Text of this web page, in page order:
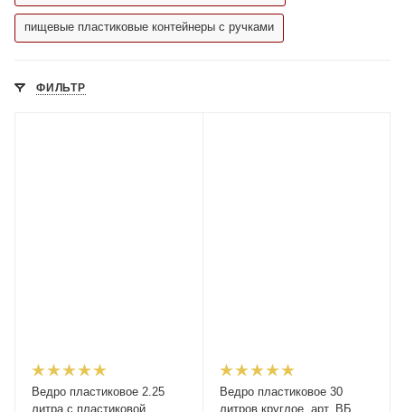
пищевые пластиковые контейнеры с ручками
ФИЛЬТР
Ведро пластиковое 2.25
литра с пластиковой
Ведро пластиковое 30
литров круглое, арт. ВБ